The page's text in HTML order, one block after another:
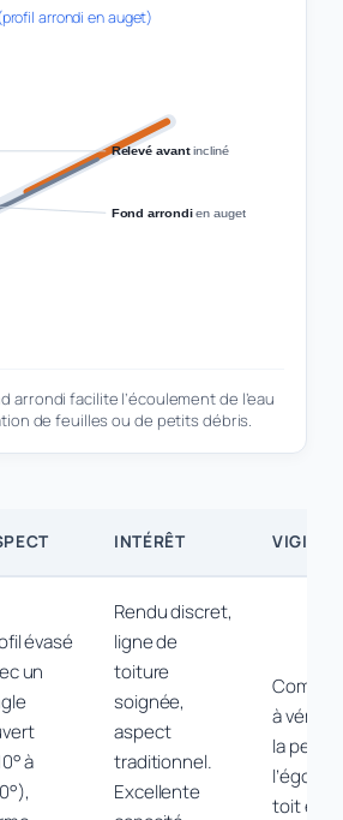
arrondi en auget)
Relevé avantincliné
Fond arrondien auget
arrondi facilite l’écoulement de l’eau
de feuilles ou de petits débris.
INTÉRÊT
évasé
un
à
Rendu discret,
ligne de
toiture
soignée,
aspect
traditionnel.
Excellente
à
la pente,
l’égout
toit et